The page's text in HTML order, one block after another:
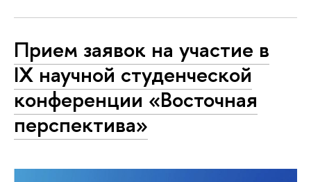
Прием заявок на участие в
IX научной студенческой
конференции «Восточная
перспектива»